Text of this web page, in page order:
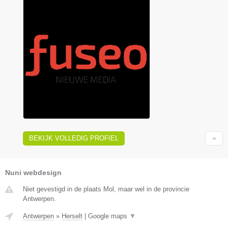
BEKIJK VOLLEDIG PROFIEL
Nuni webdesign
Niet gevestigd in de plaats Mol, maar wel in de provincie
Antwerpen.
Antwerpen » Herselt Google maps ▼